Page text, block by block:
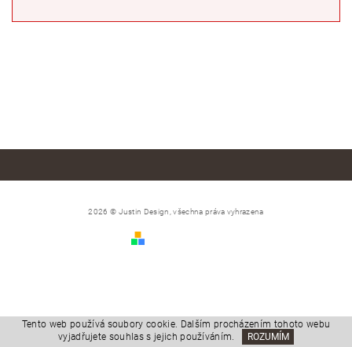
2026 © Justin Design, všechna práva vyhrazena
Tento web používá soubory cookie. Dalším procházením tohoto webu
vyjadřujete souhlas s jejich používáním.
ROZUMÍM